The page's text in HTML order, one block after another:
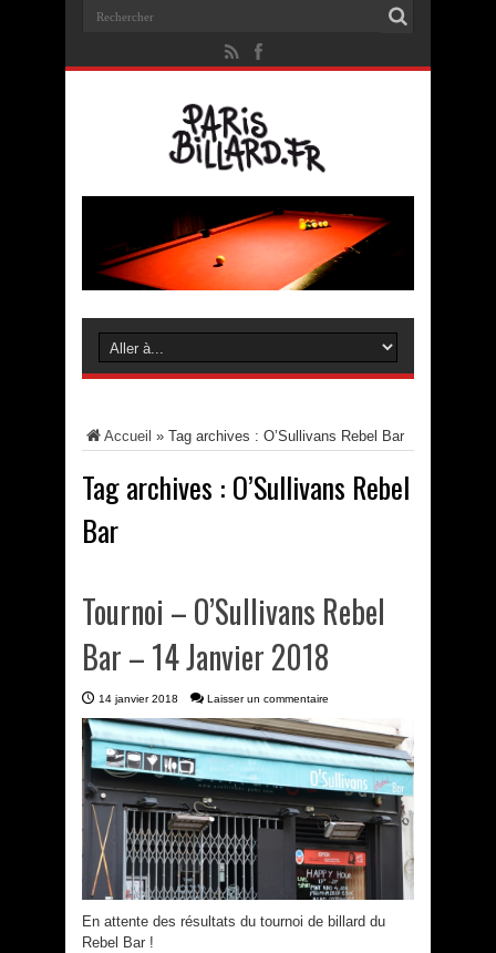
Accueil » Tag archives : O’Sullivans Rebel Bar
Tag archives : O’Sullivans Rebel
Bar
Tournoi – O’Sullivans Rebel
Bar – 14 Janvier 2018
14 janvier 2018 Laisser un commentaire
En attente des résultats du tournoi de billard du
Rebel Bar !